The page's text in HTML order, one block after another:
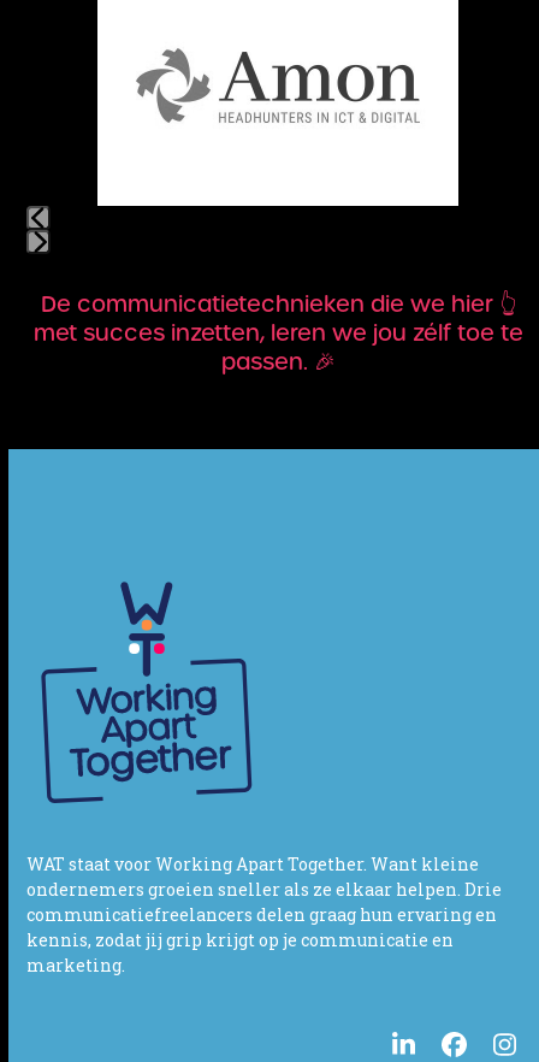
the
carousel
navigation
escape
to
go
De communicatietechnieken die we hier 👆
met succes inzetten, leren we jou zélf toe te
passen. 🎉
WAT staat voor Working Apart Together. Want kleine
ondernemers groeien sneller als ze elkaar helpen. Drie
communicatiefreelancers delen graag hun ervaring en
kennis, zodat jij grip krijgt op je communicatie en
marketing.